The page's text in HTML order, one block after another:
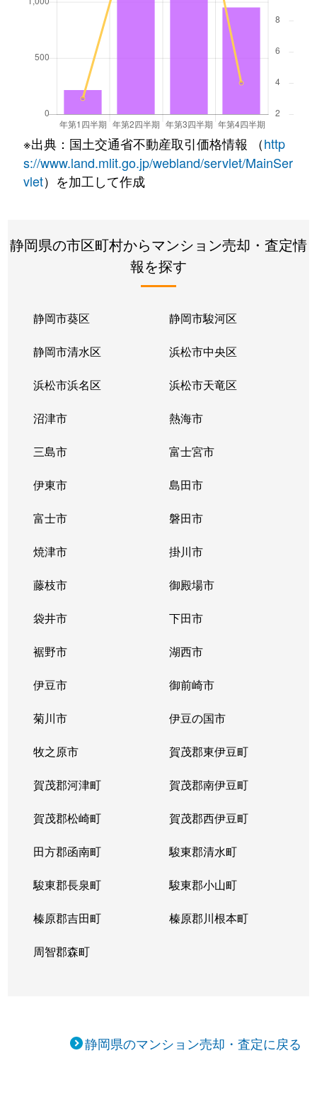
※出典：国土交通省不動産取引価格情報 （http
s://www.land.mlit.go.jp/webland/servlet/MainSer
vlet）を加工して作成
静岡県の市区町村からマンション売却・査定情
報を探す
静岡市葵区 静岡市駿河区
静岡市清水区 浜松市中央区
浜松市浜名区 浜松市天竜区
沼津市 熱海市
三島市 富士宮市
伊東市 島田市
富士市 磐田市
焼津市 掛川市
藤枝市 御殿場市
袋井市 下田市
裾野市 湖西市
伊豆市 御前崎市
菊川市 伊豆の国市
牧之原市 賀茂郡東伊豆町
賀茂郡河津町 賀茂郡南伊豆町
賀茂郡松崎町 賀茂郡西伊豆町
田方郡函南町 駿東郡清水町
駿東郡長泉町 駿東郡小山町
榛原郡吉田町 榛原郡川根本町
周智郡森町
静岡県のマンション売却・査定に戻る